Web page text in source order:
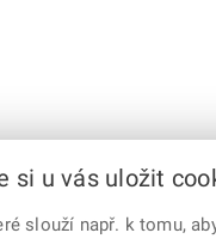
Corp.
si u vás uložit
slouží např. k tomu,